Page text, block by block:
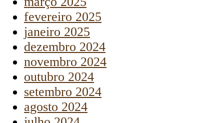
fevereiro 2025
janeiro 2025
dezembro 2024
novembro 2024
outubro 2024
setembro 2024
agosto 2024